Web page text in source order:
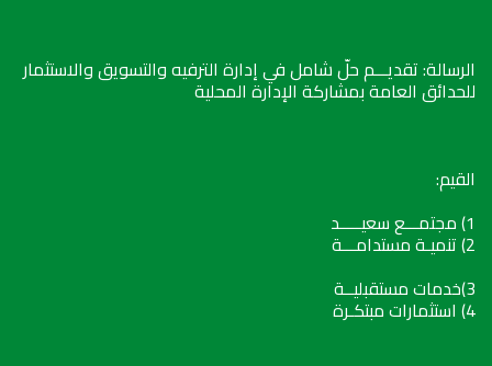
الرسالة: تقديـــم حلّ شامل في إدارة الترفيه والتسويق والاستثمار
للحدائق العامة بمشاركة الإدارة المحلية
القيم:
1) مجتمـــع سعيـــــد
2) تنميـة مستدامـــة
3)خدمات مستقبليــة
4) استثمارات مبتكـرة